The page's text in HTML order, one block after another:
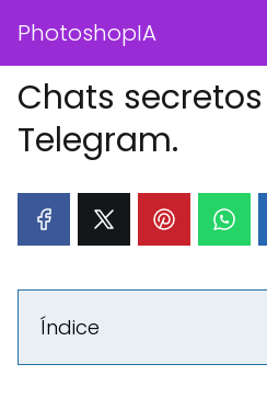
PhotoshopIA
Chats
Telegram.
Índice